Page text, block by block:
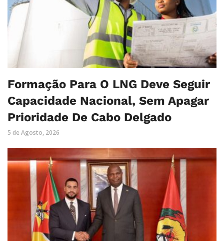
Formação Para O LNG Deve Seguir
Capacidade Nacional, Sem Apagar
Prioridade De Cabo Delgado
5 de Agosto, 2026